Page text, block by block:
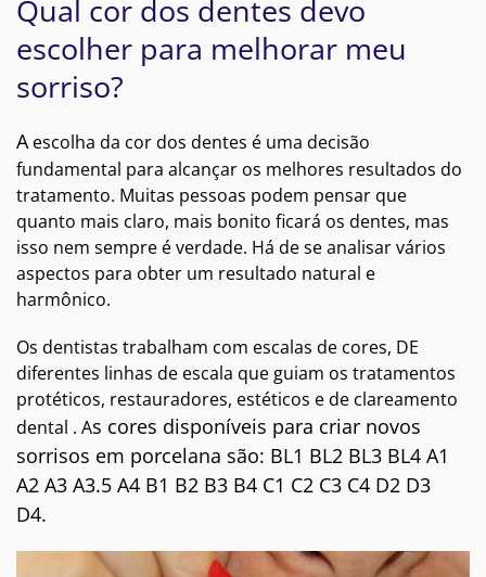
Qual cor dos dentes devo
escolher para melhorar meu
sorriso?
Aescolha da cor dos dentes é uma decisão
fundamental para alcançar os melhores resultados do
tratamento. Muitas pessoas podem pensar que
quanto mais claro, mais bonito ficará os dentes, mas
isso nem sempre é verdade. Há de se analisar vários
aspectos para obter um resultado natural e
harmônico.
Os dentistas trabalham com escalas de cores, DE
diferentes linhas de escala que guiam os tratamentos
protéticos, restauradores, estéticos e de clareamento
dental . As cores disponíveis para criar novos
sorrisos em porcelana são: BL1 BL2 BL3 BL4 A1
A2 A3 A3.5 A4 B1 B2 B3 B4 C1 C2 C3 C4 D2 D3
D4.